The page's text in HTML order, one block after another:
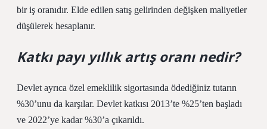
bir iş oranıdır. Elde edilen satış gelirinden değişken maliyetler
düşülerek hesaplanır.
Katkı payı yıllık artış oranı nedir?
Devlet ayrıca özel emeklilik sigortasında ödediğiniz tutarın
%30’unu da karşılar. Devlet katkısı 2013’te %25’ten başladı
ve 2022’ye kadar %30’a çıkarıldı.